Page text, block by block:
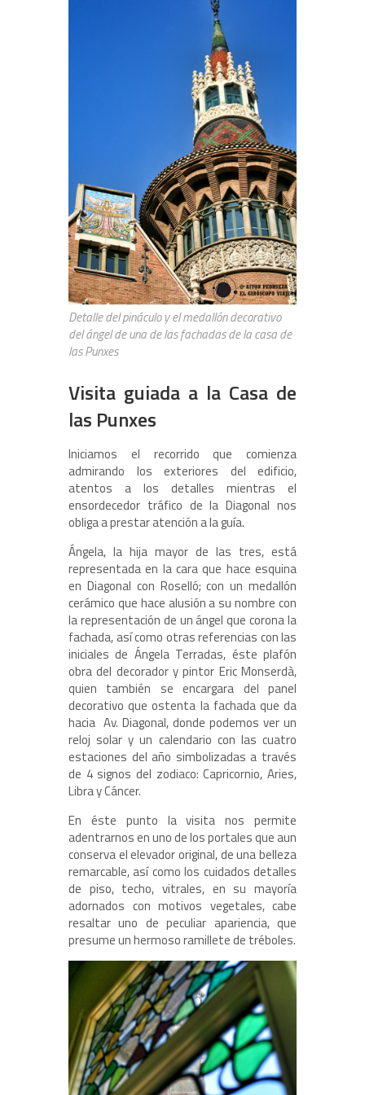
Detalle del pináculo y el medallón decorativo
del ángel de una de las fachadas de la casa de
las Punxes
Visita guiada a la Casa de
las Punxes
Iniciamos el recorrido que comienza
admirando los exteriores del edificio,
atentos a los detalles mientras el
ensordecedor tráfico de la Diagonal nos
obliga a prestar atención a la guía.
Ángela, la hija mayor de las tres, está
representada en la cara que hace esquina
en Diagonal con Roselló; con un medallón
cerámico que hace alusión a su nombre con
la representación de un ángel que corona la
fachada, así como otras referencias con las
iniciales de Ángela Terradas, éste plafón
obra del decorador y pintor Eric Monserdà,
quien también se encargara del panel
decorativo que ostenta la fachada que da
hacia Av. Diagonal, donde podemos ver un
reloj solar y un calendario con las cuatro
estaciones del año simbolizadas a través
de 4 signos del zodiaco: Capricornio, Aries,
Libra y Cáncer.
En éste punto la visita nos permite
adentrarnos en uno de los portales que aun
conserva el elevador original, de una belleza
remarcable, así como los cuidados detalles
de piso, techo, vitrales, en su mayoría
adornados con motivos vegetales, cabe
resaltar uno de peculiar apariencia, que
presume un hermoso ramillete de tréboles.